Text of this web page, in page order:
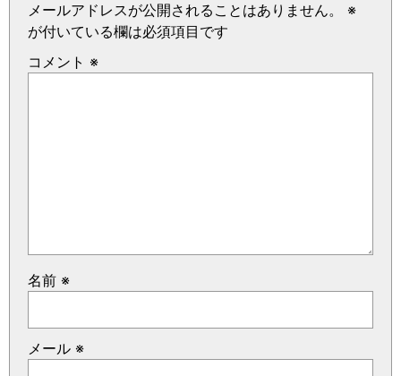
メールアドレスが公開されることはありません。
※
が付いている欄は必須項目です
コメント ※
名前 ※
メール ※